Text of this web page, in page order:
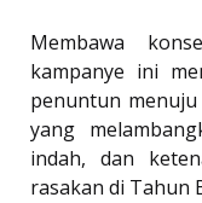
Membawa
kampanye ini
penuntun
yang
indah, dan
rasakan di Tahun